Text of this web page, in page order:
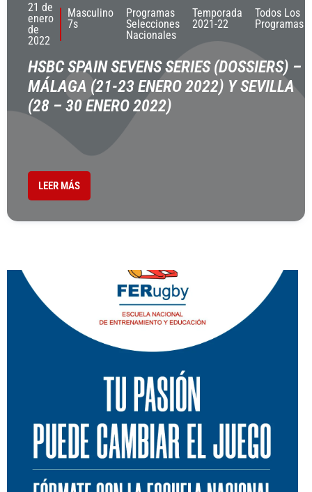
21 de
enero
de
2022
Masculino
7s
Programas
Selecciones
Nacionales
Temporada
2021-22
Todos Los
Programas
HSBC SPAIN SEVENS SERIES (DOSSIERS) –
MÁLAGA (21-23 ENERO 2022) Y SEVILLA
(28 – 30 ENERO 2022)
LEER MÁS